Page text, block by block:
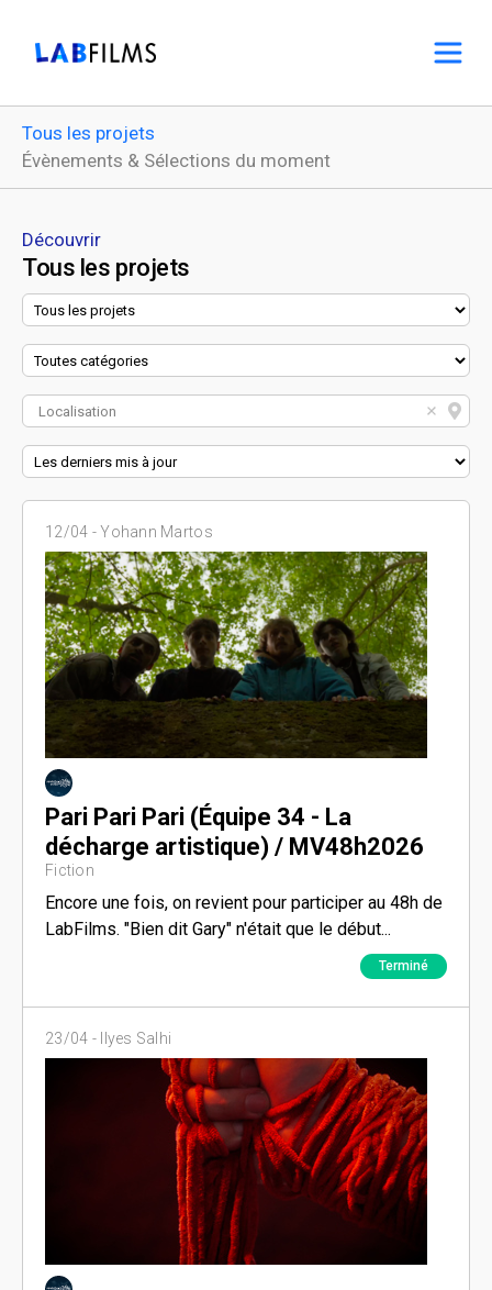
Tous les projets
Évènements & Sélections du moment
Découvrir
Tous les projets
Localisation
12/04 -Yohann Martos
Pari Pari Pari (Équipe 34 - La
décharge artistique) / MV48h2026
Fiction
Encore une fois, on revient pour participer au 48h de
LabFilms. "Bien dit Gary" n'était que le début...
Terminé
23/04 - Ilyes Salhi